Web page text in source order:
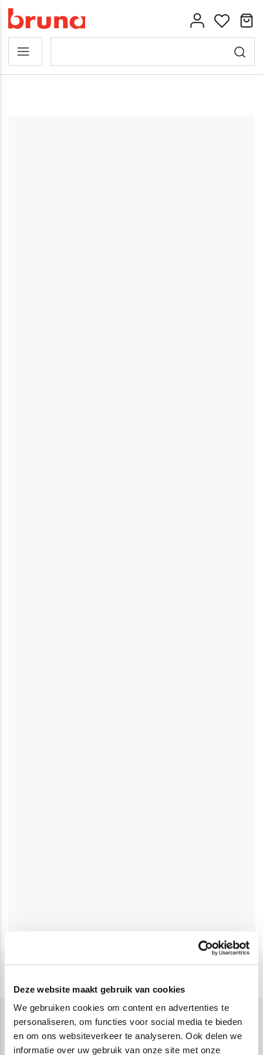
Deze website maakt gebruik van cookies
We gebruiken cookies om content en advertenties te
personaliseren, om functies voor social media te bieden
en om ons websiteverkeer te analyseren. Ook delen we
informatie over uw gebruik van onze site met onze
Presentatie hulpmiddelen
Presentatie hulpmiddelen zijn onmisbaar voor